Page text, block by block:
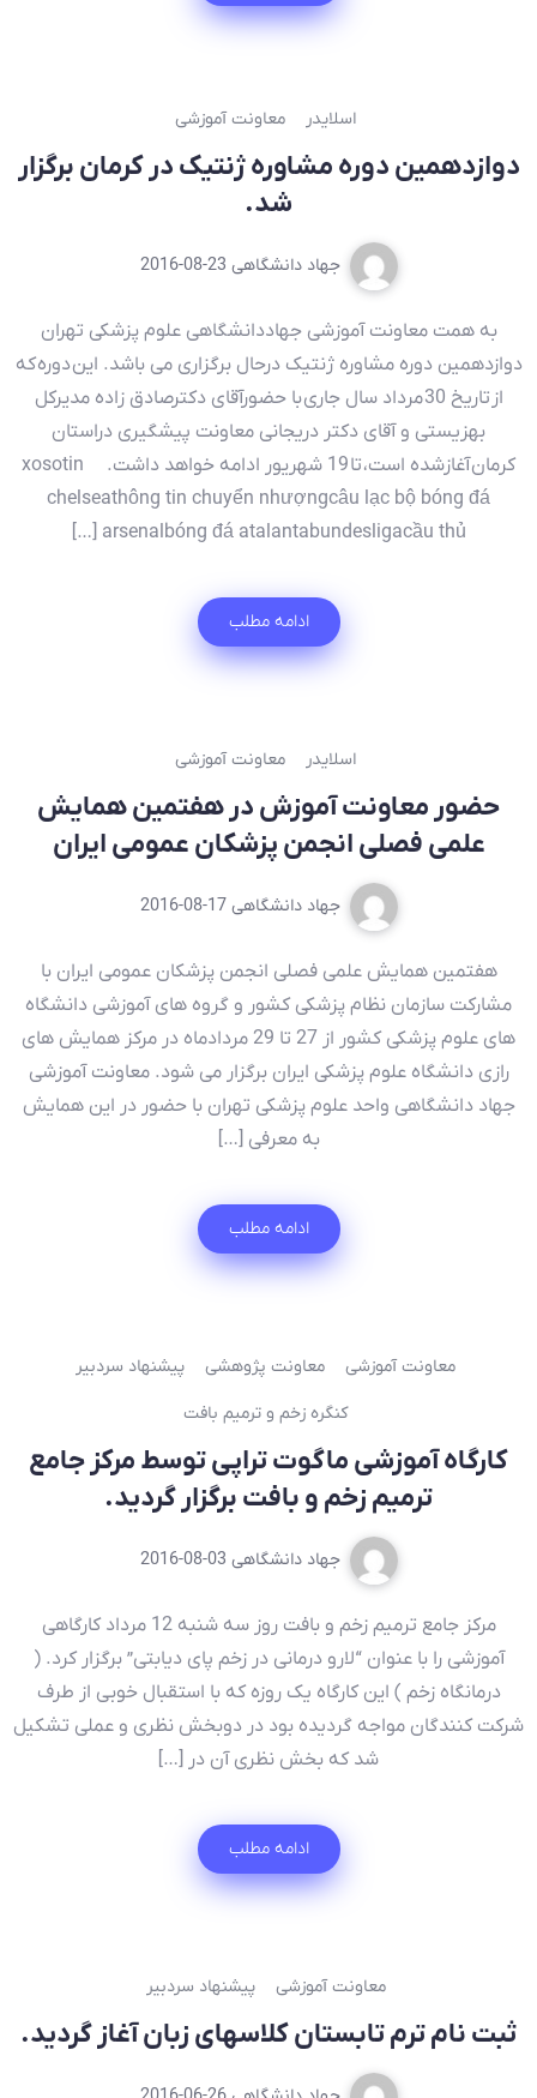
اسلایدر معاونت آموزشی
دوازدهمین دوره مشاوره ژنتیک در کرمان برگزار
شد.
جهاد دانشگاهی 2016-08-23
به همت معاونت آموزشی جهاددانشگاهی علوم پزشکی تهران
دوازدهمین دوره مشاوره ژنتیک درحال برگزاری می باشد. این دوره که
از تاریخ 30 مرداد سال جاری با حضورآقای دکترصادق زاده مدیرکل
بهزیستی و آقای دکتر دریجانی معاونت پیشگیری دراستان
کرمان آغازشده است، تا 19 شهریور ادامه خواهد داشت. xosotin
chelseathông tin chuyển nhượngcâu lạc bộ bóng đá
arsenalbóng đá atalantabundesligacầu thủ […]
ادامه مطلب
اسلایدر معاونت آموزشی
حضور معاونت آموزش در هفتمین همایش
علمی فصلی انجمن پزشکان عمومی ایران
جهاد دانشگاهی 2016-08-17
هفتمین همایش علمی فصلی انجمن پزشکان عمومی ایران با
مشارکت سازمان نظام پزشکی کشور و گروه های آموزشی دانشگاه
های علوم پزشکی کشور از 27 تا 29 مردادماه در مرکز همایش های
رازی دانشگاه علوم پزشکی ایران برگزار می شود. معاونت آموزشی
جهاد دانشگاهی واحد علوم پزشکی تهران با حضور در این همایش
به معرفی […]
ادامه مطلب
معاونت آموزشی معاونت پژوهشی پیشنهاد سردبیر
کنگره زخم و ترمیم بافت
کارگاه آموزشی ماگوت تراپی توسط مرکز جامع
ترمیم زخم و بافت برگزار گردید.
جهاد دانشگاهی 2016-08-03
مرکز جامع ترمیم زخم و بافت روز سه شنبه 12 مرداد کارگاهی
آموزشی را با عنوان “لارو درمانی در زخم پای دیابتی” برگزار کرد. (
درمانگاه زخم ) این کارگاه یک روزه که با استقبال خوبی از طرف
شرکت کنندگان مواجه گردیده بود در دوبخش نظری و عملی تشکیل
شد که بخش نظری آن در […]
ادامه مطلب
معاونت آموزشی پیشنهاد سردبیر
ثبت نام ترم تابستان کلاسهای زبان آغاز گردید.